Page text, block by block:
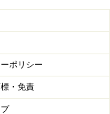
ポリシー
・免責